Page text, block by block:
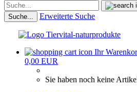
Suche... Erweiterte Suche
Ihr
0,00 EUR
Sie haben noch keine